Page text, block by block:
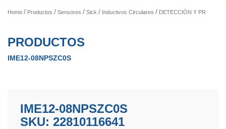
Home Productos Sensores Sick Inductivos Circulares DETECCIÓN Y PRESENCIA - SENSORES FOTOELÉCTRICOS, INDUCTIVOS, ETC
PRODUCTOS
IME12-08NPSZC0S
IME12-08NPSZC0S
SKU: 22810116641